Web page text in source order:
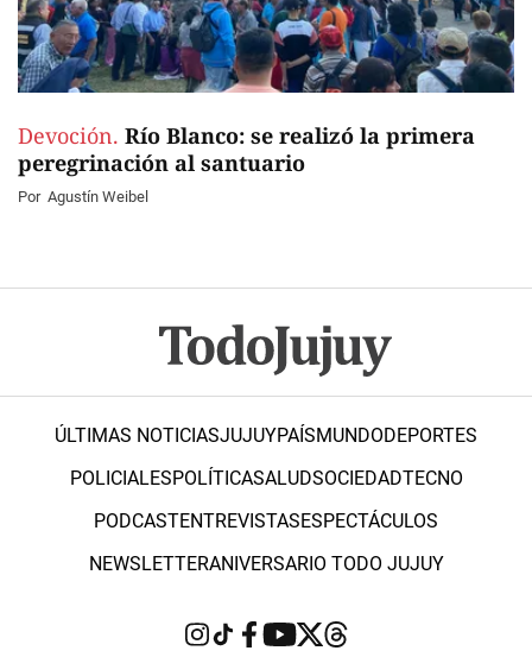
Devoción. Río Blanco: se realizó la primera
peregrinación al santuario
Por Agustín Weibel
ÚLTIMAS NOTICIASJUJUYPAÍSMUNDODEPORTES
POLICIALESPOLÍTICASALUDSOCIEDADTECNO
PODCASTENTREVISTASESPECTÁCULOS
NEWSLETTERANIVERSARIO TODO JUJUY